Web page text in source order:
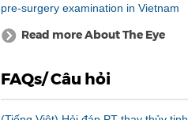
pre-surgery examination in Vietnam
Read more About The Eye
FAQs/ Câu hỏi